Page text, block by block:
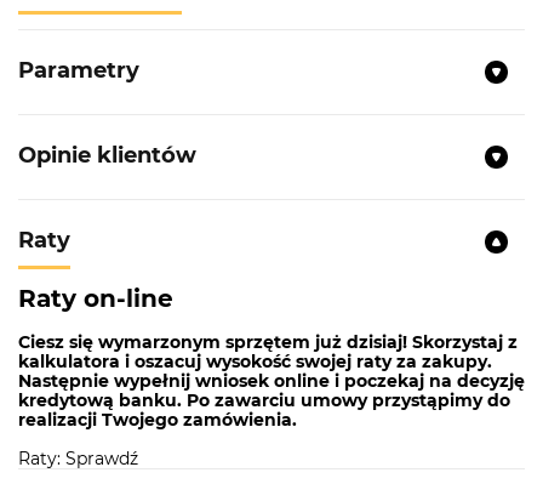
Parametry
Opinie klientów
Raty
Raty on-line
Ciesz się wymarzonym sprzętem już dzisiaj! Skorzystaj z
kalkulatora i oszacuj wysokość swojej raty za zakupy.
Następnie wypełnij wniosek online i poczekaj na decyzję
kredytową banku. Po zawarciu umowy przystąpimy do
realizacji Twojego zamówienia.
Raty: Sprawdź